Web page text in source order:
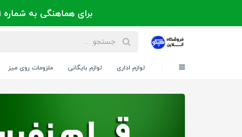
برای هماهنگی به شماره 021-88300171 یا 09124202725 تماس بگیرید سپاس
لوازم اداری لوازم بایگانی ملزومات روی میز